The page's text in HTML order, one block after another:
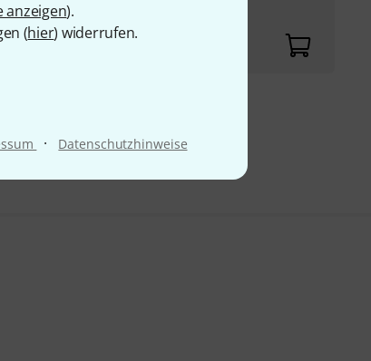
anzeigen).
(hier) widerrufen.
· Datenschutzhinweise